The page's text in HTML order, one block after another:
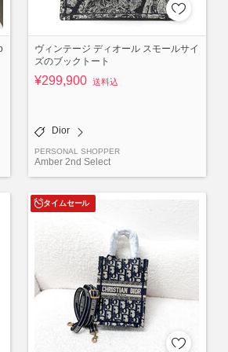
ヴィンテージ ディオール スモールサイ
ズのブックトート
¥299,900 送料込
Dior
PERSONAL SHOPPER
Amber 2nd Select
タイムセール